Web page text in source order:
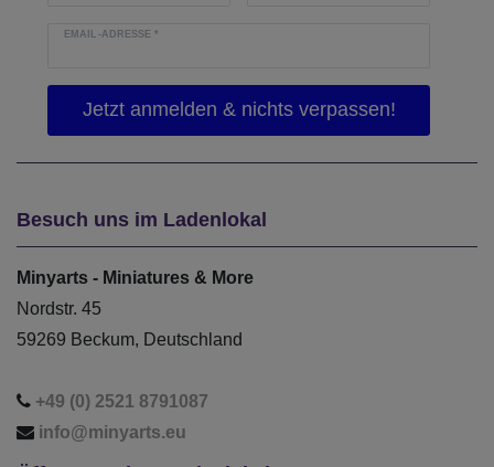
EMAIL-ADRESSE*
Besuch uns im Ladenlokal
Minyarts - Miniatures & More
Nordstr. 45
59269 Beckum, Deutschland
+49 (0) 2521 8791087
info@minyarts.eu